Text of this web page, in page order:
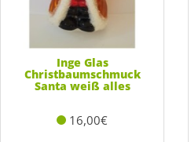
Inge Glas
Christbaumschmuck
Santa weiß alles
16,00€